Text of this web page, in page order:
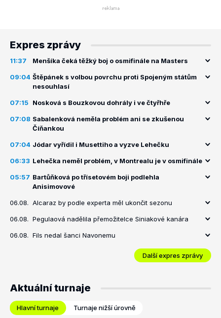
Expres zprávy
11:37 Menšíka čeká těžký boj o osmifinále na Masters
09:04 Štěpánek s volbou povrchu proti Spojeným státům
nesouhlasí
07:15 Nosková s Bouzkovou dohrály i ve čtyřhře
07:08 Sabalenková neměla problém ani se zkušenou
Číňankou
07:04 Jódar vyřídil i Musettiho a vyzve Lehečku
06:33 Lehečka neměl problém, v Montrealu je v osmifinále
05:57 Bartůňková po třísetovém boji podlehla
Anisimovové
06.08. Alcaraz by podle experta měl ukončit sezonu
06.08. Pegulaová nadělila přemožitelce Siniakové kanára
06.08. Fils nedal šanci Navonemu
Další expres zprávy
Aktuální turnaje
Hlavní turnaje Turnaje nižší úrovně